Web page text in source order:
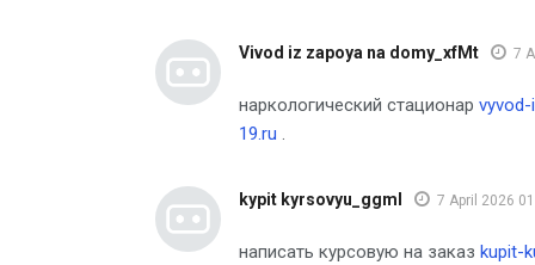
Vivod iz zapoya na domy_xfMt 7
наркологический стационар
19.ru .
kypit kyrsovyu_ggml 7 April 2026
написать курсовую на заказ kupit-